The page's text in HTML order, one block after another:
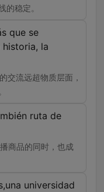
的稳定。
que se
historia, la
交流远超物质层面，
ruta de
商品的同时，也成
universidad